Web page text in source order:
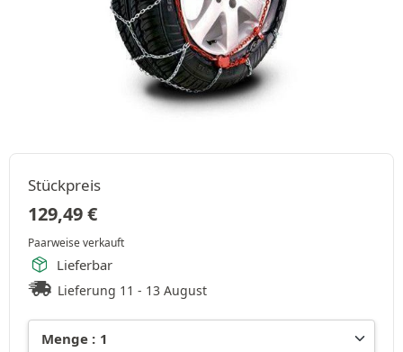
Stückpreis
129,49€
Paarweise verkauft
Lieferbar
Lieferung 11 - 13 August